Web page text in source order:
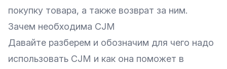
покупку товара, а также возврат за ним.
Зачем необходима CJM
Давайте разберем и обозначим для чего надо
использовать CJM и как она поможет в